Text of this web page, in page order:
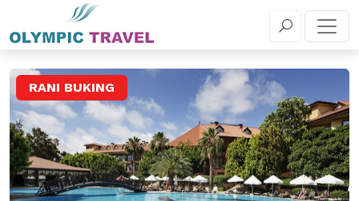
+381 11 655 5 030
RANI BUKING